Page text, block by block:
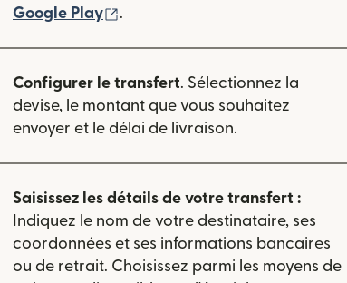
Google Play
.
Configurer le transfert. Sélectionnez la
devise, le montant que vous souhaitez
envoyer et le délai de livraison.
Saisissez les détails de votre transfert :
Indiquez le nom de votre destinataire, ses
coordonnées et ses informations bancaires
ou de retrait. Choisissez parmi les moyens de